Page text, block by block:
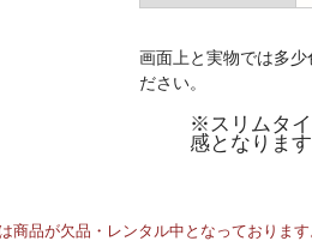
画面上と実物では多
ださい。
※スリムタ
感となります
品が欠品・レンタル中となっておりま